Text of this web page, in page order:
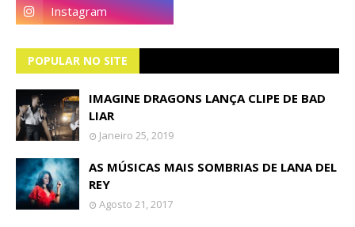
POPULAR NO SITE
IMAGINE DRAGONS LANÇA CLIPE DE BAD
LIAR
Janeiro 25, 2019
AS MÚSICAS MAIS SOMBRIAS DE LANA DEL
REY
Agosto 21, 2017